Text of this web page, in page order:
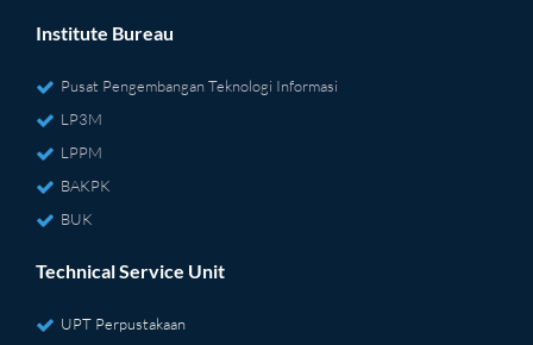
Institute Bureau
Pusat Pengembangan Teknologi Informasi
LP3M
LPPM
BAKPK
BUK
Technical Service Unit
UPT Perpustakaan